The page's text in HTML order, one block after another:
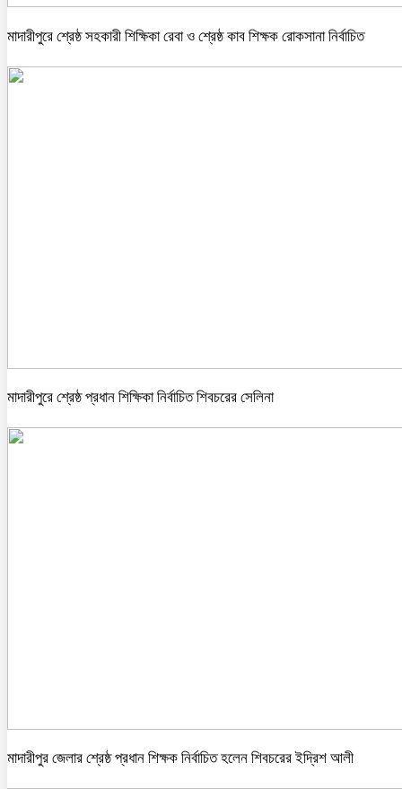
মাদারীপুরে শ্রেষ্ঠ সহকারী শিক্ষিকা রেবা ও শ্রেষ্ঠ কাব শিক্ষক রোকসানা নির্বাচিত
মাদারীপুরে শ্রেষ্ঠ প্রধান শিক্ষিকা নির্বাচিত শিবচরের সেলিনা
মাদারীপুর জেলার শ্রেষ্ঠ প্রধান শিক্ষক নির্বাচিত হলেন শিবচরের ইদ্রিশ আলী